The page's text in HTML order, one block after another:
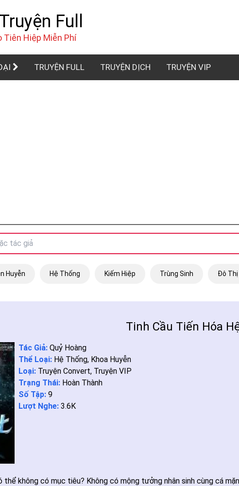
Full
Tiên Hiệp Miễn Phí
TRUYỆN FULL TRUYỆN DỊCH TRUYỆN VIP
Huyễn Hệ Thống Kiếm Hiệp Trùng Sinh Đô Thị
Tinh Cầu Tiến Hóa
Tác Giả: Quỷ Hoàng
Thể Loại: Hệ Thống, Khoa Huyễn
Loại: Truyện Convert, Truyện VIP
Trạng Thái: Hoàn Thành
Số Tập: 9
Lượt Nghe: 3.6K
thể không có mục tiêu? Không có mộng tưởng nhân sinh cùng cá